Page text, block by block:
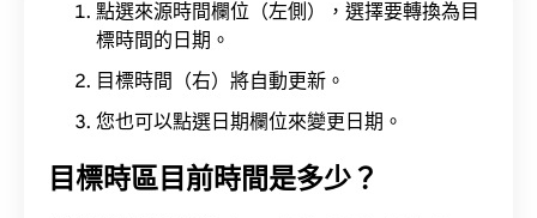
點選來源時間欄位（左側），選擇要轉換為目
標時間的日期。
目標時間（右）將自動更新。
您也可以點選日期欄位來變更日期。
目標時區目前時間是多少？